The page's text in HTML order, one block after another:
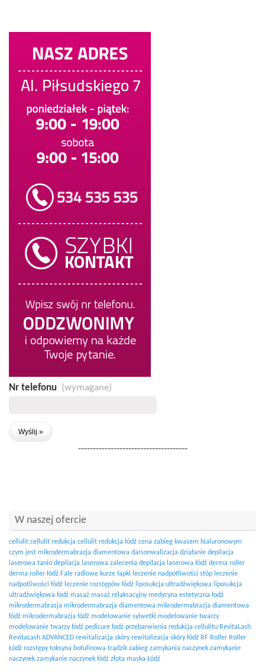
Nr telefonu (wymagane)
-------------------------------------
W naszej ofercie
cellulit cellulit redukcja cellulit redukcja łódź cena zabieg kwasem hialuronowym
czym jest mikrodermabrazja diamentowa darsonwalizacja działanie depilacja
laserowa tanio depilacja laserowa zalecenia depilacja laserowa łódź derma roller
derma roller łódź Fale radiowe kurze łapki leczenie nadpotliwości stóp leczenie
nadpotliwości łódź leczenie rozstępów łódź liposukcja ultradźwiękowa liposukcja
ultradźwiękowa łódź masaż masaż relaksacyjny medycyna estetyczna łodź
mikrodermabrazja mikrodermabrazja diamentowa mikrodermabrazja diamentowa
łódź mikrodermabrazja łódź modelowanie sylwetki modelowanie twarzy
modelowanie twarzy łódź pedicure łodź przebarwienia redukcja cellulitu RevitaLash
RevitaLash ADVANCED rewitalizacja skóry rewitalizacja skóry łódź RF Roller Roller
Łódź rozstępy toksyna botulinowa trądzik zabieg zamykania naczynek zamykanie
naczynek zamykanie naczynek łódź złota maska Łódź